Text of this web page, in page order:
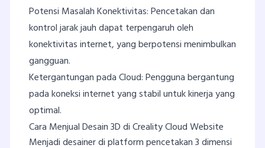
Potensi Masalah Konektivitas: Pencetakan dan
kontrol jarak jauh dapat terpengaruh oleh
konektivitas internet, yang berpotensi menimbulkan
gangguan.
Ketergantungan pada Cloud: Pengguna bergantung
pada koneksi internet yang stabil untuk kinerja yang
optimal.
Cara Menjual Desain 3D di Creality Cloud Website
Menjadi desainer di platform pencetakan 3 dimensi